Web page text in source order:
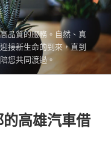
品質的服務。自然、真
接新生命的到來，直到
您共同渡過。
高雄汽車借